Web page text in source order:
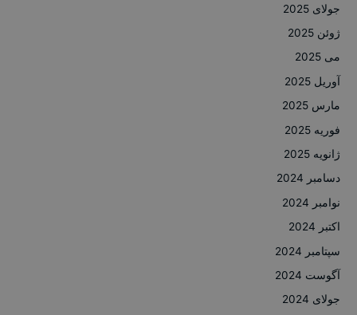
جولای 2025
ژوئن 2025
می 2025
آوریل 2025
مارس 2025
فوریه 2025
ژانویه 2025
دسامبر 2024
نوامبر 2024
اکتبر 2024
سپتامبر 2024
آگوست 2024
جولای 2024